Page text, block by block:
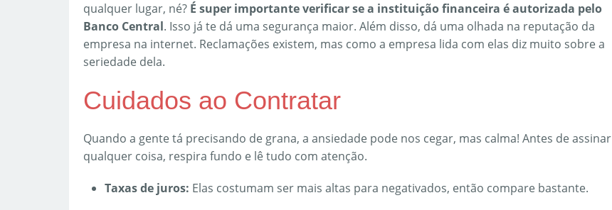
qualquer lugar, né? É super importante verificar se a instituição financeira é autorizada pelo
Banco Central. Isso já te dá uma segurança maior. Além disso, dá uma olhada na reputação da
empresa na internet. Reclamações existem, mas como a empresa lida com elas diz muito sobre a
seriedade dela.
Cuidados ao Contratar
Quando a gente tá precisando de grana, a ansiedade pode nos cegar, mas calma! Antes de assinar
qualquer coisa, respira fundo e lê tudo com atenção.
Taxas de juros: Elas costumam ser mais altas para negativados, então compare bastante.